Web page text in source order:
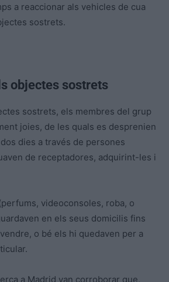
a reaccionar als vehicles de cua
sostrets.
objectes sostrets
sostrets, els membres del grup
joies, de les quals es desprenien
dos dies a través de persones
de receptadores, adquirint-les i
videoconsoles, roba, o
en els seus domicilis fins
o bé els hi quedaven per a
a Madrid van corroborar que,